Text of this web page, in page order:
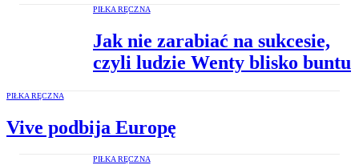
PIŁKA RĘCZNA
Jak nie zarabiać na sukcesie,
czyli ludzie Wenty blisko buntu
PIŁKA RĘCZNA
Vive podbija Europę
PIŁKA RĘCZNA